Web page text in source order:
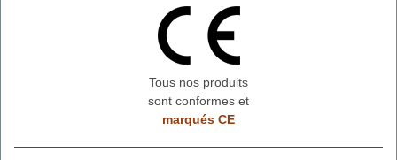
Tous nos produits
sont conformes et
marqués CE